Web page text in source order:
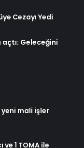
Cezayı Yedi
açtı: Geleceğini
mali işler
ve 1 TOMA ile